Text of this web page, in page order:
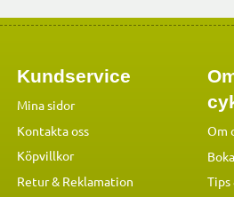
Kundservice
Mina sidor
Kontakta oss
Köpvillkor
Retur & Reklamation
Om
Tips